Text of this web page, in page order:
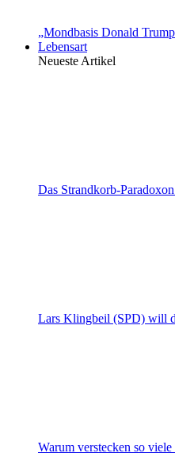
„Mondbasis Donald
Lebensart
Neueste Artikel
Das Strandkorb-
Lars Klingbeil (SPD) will
Warum verstecken so